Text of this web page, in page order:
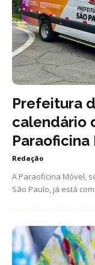
Prefeitura
calendário
Paraoficina
Redação
A Paraoficina Móvel,
São Paulo, já está